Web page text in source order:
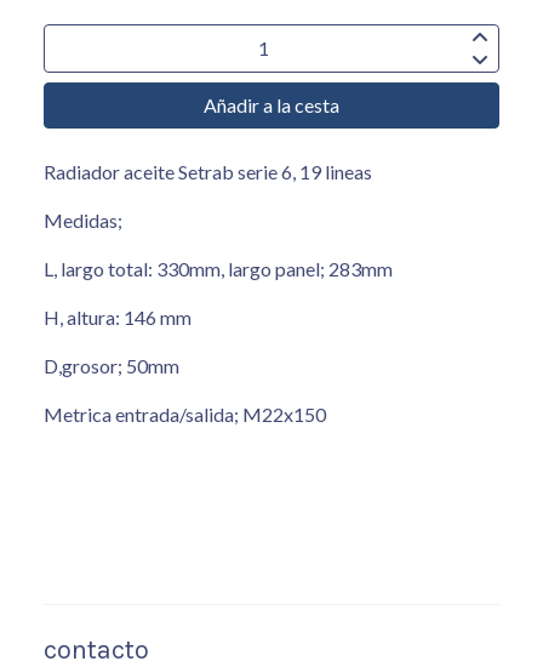
Añadir a la cesta
Radiador aceite Setrab serie 6, 19 lineas
Medidas;
L, largo total: 330mm, largo panel; 283mm
H, altura: 146 mm
D,grosor; 50mm
Metrica entrada/salida; M22x150
contacto